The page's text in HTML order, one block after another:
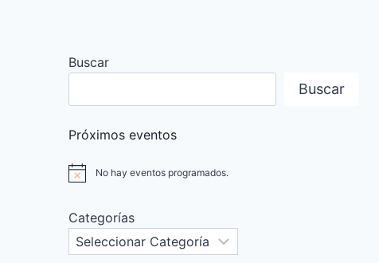
Buscar
Buscar
Próximos eventos
Aviso No hay eventos programados.
Categorías